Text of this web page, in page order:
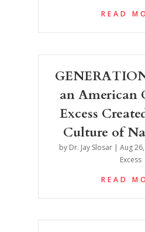
READ
an American
Excess
Culture of
by Dr. Jay Slosar| Aug
Excess
READ